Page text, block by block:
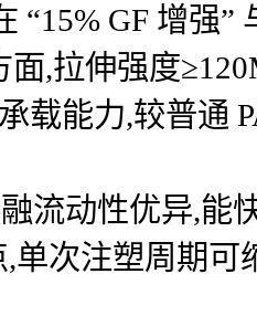
“15% GF 增强
面,拉伸强度
载能力,较普通
流动性优异,能
单次注塑周期可